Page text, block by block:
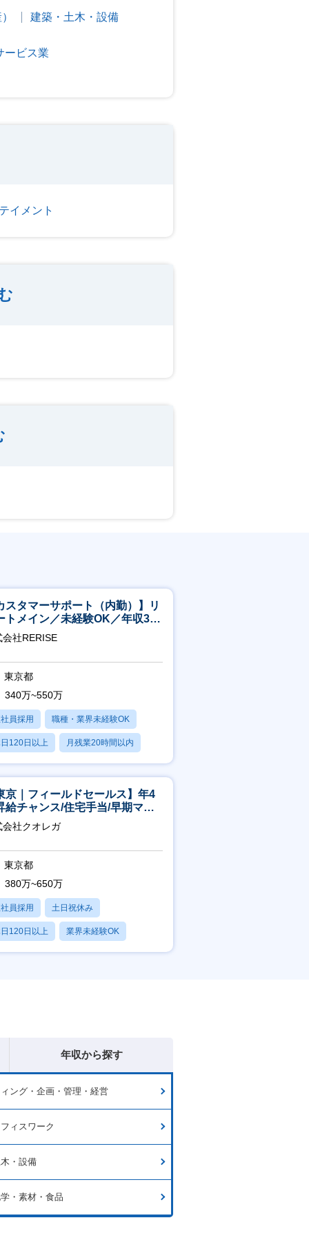
建築・土木・設備
ービス業
イメント
スタマーサポート（内勤）】リ
トメイン／未経験OK／年収340
／年間休日125日
会社RERISE
東京都
340万~550万
員採用 職種・業界未経験OK
120日以上 月残業20時間以内
あり
京｜フィールドセールス】年4
給チャンス/住宅手当/早期マネ
ント機会あり！
会社クオレガ
東京都
380万~650万
員採用 土日祝休み
120日以上 業界未経験OK
・育休あり
年収から探す
ング・企画・管理・経営
ィスワーク
・設備
・素材・食品